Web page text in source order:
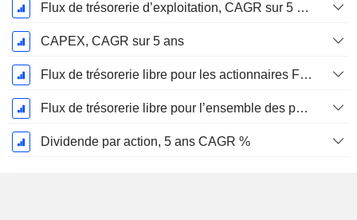
Flux de trésorerie d’exploitation, CAGR sur 5 ans
CAPEX, CAGR sur 5 ans
Flux de trésorerie libre pour les actionnaires FCFE, CAGR sur 5 ans
Flux de trésorerie libre pour l’ensemble des pourvoyeurs de fonds (créanciers et actionnaires) FCFF, CAGR sur 5 ans
Dividende par action, 5 ans CAGR %